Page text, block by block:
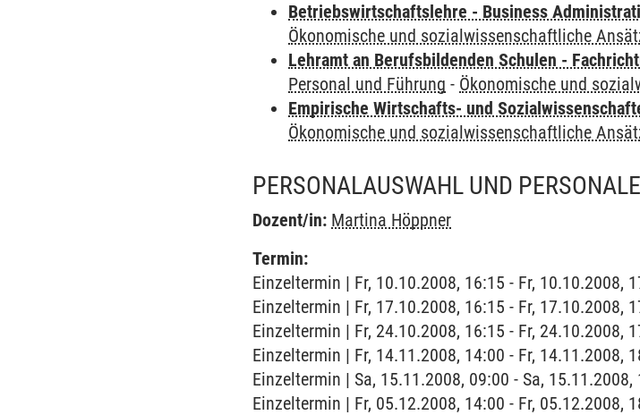
Betriebswirtschaftslehre - Business
Ökonomische und sozialwissenschaftliche
Lehramt an Berufsbildenden Schulen -
Personal und Führung - Ökonomische und
Empirische Wirtschafts- und
Ökonomische und sozialwissenschaftliche
PERSONALAUSWAHL UND
Dozent/in: Martina Höppner
Termin:
Einzeltermin | Fr, 10.10.2008, 16:15 - Fr, 10.10.2008,
Einzeltermin | Fr, 17.10.2008, 16:15 - Fr, 17.10.2008,
Einzeltermin | Fr, 24.10.2008, 16:15 - Fr, 24.10.2008,
Einzeltermin | Fr, 14.11.2008, 14:00 - Fr, 14.11.2008,
Einzeltermin | Sa, 15.11.2008, 09:00 - Sa, 15.11.2008,
Einzeltermin | Fr, 05.12.2008, 14:00 - Fr, 05.12.2008,